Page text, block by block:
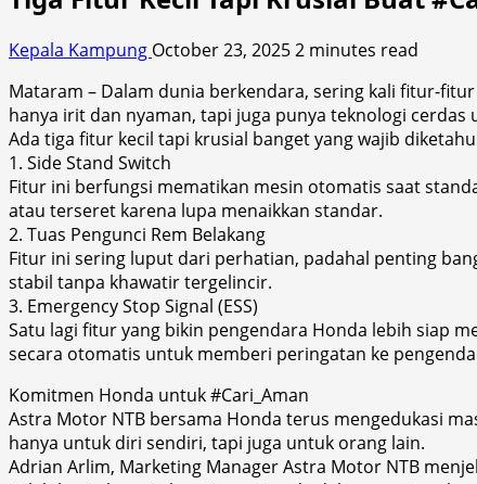
Kepala Kampung October 23, 20252 minutes read
Mataram – Dalam dunia berkendara, sering kali fitur-
hanya irit dan nyaman, tapi juga punya teknologi
Ada tiga fitur kecil tapi krusial banget yang wajib
1. Side Stand Switch
Fitur ini berfungsi mematikan mesin otomatis saat
atau terseret karena lupa menaikkan standar.
2. Tuas Pengunci Rem Belakang
Fitur ini sering luput dari perhatian, padahal penting
stabil tanpa khawatir tergelincir.
3. Emergency Stop Signal (ESS)
Satu lagi fitur yang bikin pengendara Honda lebih siap
secara otomatis untuk memberi peringatan ke
Komitmen Honda untuk #Cari_Aman
Astra Motor NTB bersama Honda terus mengedukasi
hanya untuk diri sendiri, tapi juga untuk orang lain.
Adrian Arlim, Marketing Manager Astra Motor NTB